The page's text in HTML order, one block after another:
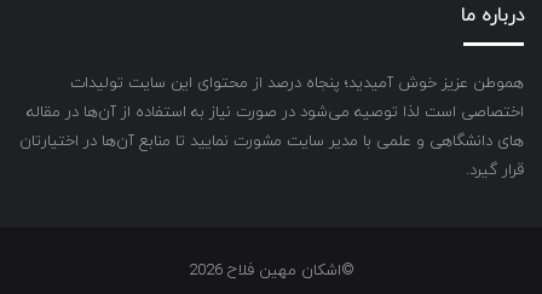
درباره ما
هموطن عزیز خوش آمیدید؛ پنجاه درصد از محتوای این سایت تولیدات
اختصاصی است لذا توصیه می‌شود در صورت نیاز به استفاده از آن‌ها در مقاله
های دانشگاهی و علمی با مدیر سایت مشورت نمایید تا منابع آن‌ها در اختیارتان
قرار گیرد.
©اشکان مهین فلاح 2026